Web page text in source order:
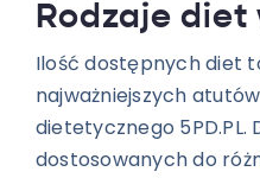
Rodzaje diet
Ilość dostępnych diet
najważniejszych
dietetycznego 5PD.PL.
dostosowanych do